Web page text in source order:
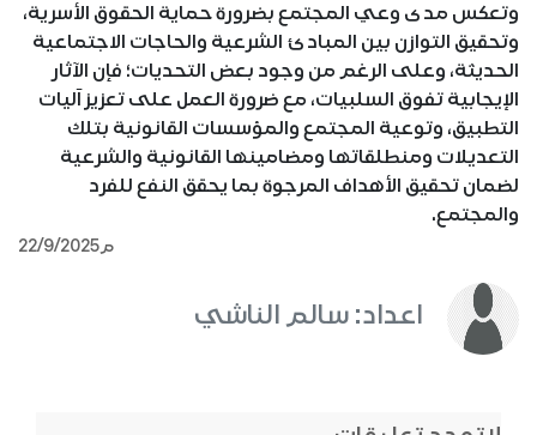
وتعكس مدى وعي المجتمع بضرورة حماية الحقوق الأسرية،
وتحقيق التوازن بين المبادئ الشرعية والحاجات الاجتماعية
الحديثة، وعلى الرغم من وجود بعض التحديات؛ فإن الآثار
الإيجابية تفوق السلبيات، مع ضرورة العمل على تعزيز آليات
التطبيق، وتوعية المجتمع والمؤسسات القانونية بتلك
التعديلات ومنطلقاتها ومضامينها القانونية والشرعية
لضمان تحقيق الأهداف المرجوة بما يحقق النفع للفرد
والمجتمع.
22/9/2025م
اعداد: سالم الناشي